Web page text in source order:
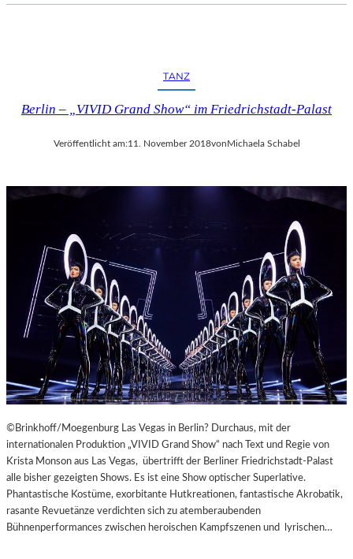
TANZ
Berlin – „VIVID Grand Show“ im Friedrichstadt-Palast
Veröffentlicht am:11. November 2018von Michaela Schabel
©Brinkhoff/Moegenburg Las Vegas in Berlin? Durchaus, mit der
internationalen Produktion „VIVID Grand Show“ nach Text und Regie von
Krista Monson aus Las Vegas, übertrifft der Berliner Friedrichstadt-Palast
alle bisher gezeigten Shows. Es ist eine Show optischer Superlative.
Phantastische Kostüme, exorbitante Hutkreationen, fantastische Akrobatik,
rasante Revuetänze verdichten sich zu atemberaubenden
Bühnenperformances zwischen heroischen Kampfszenen und lyrischen…